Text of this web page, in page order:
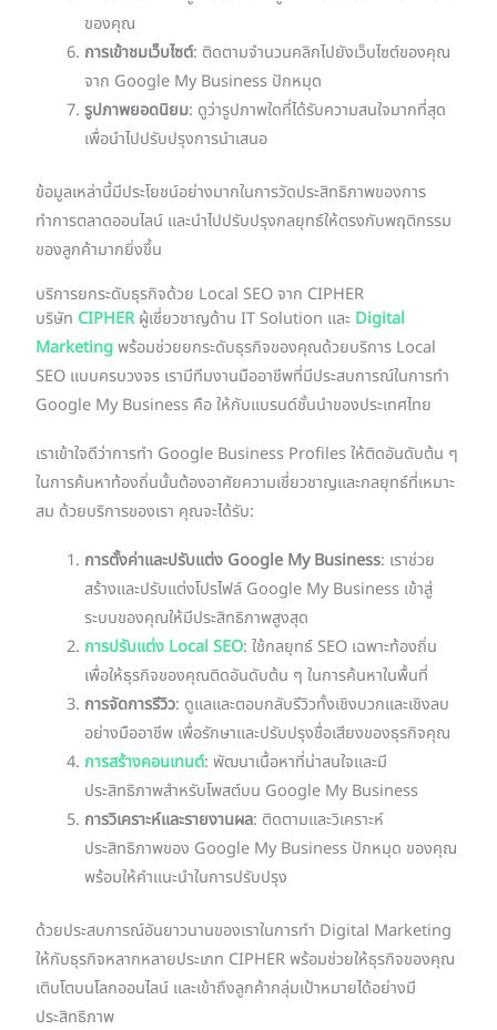
ของคุณ
การเข้าชมเว็บไซต์: ติดตามจำนวนคลิกไปยังเว็บไซต์ของคุณ
จาก Google My Business ปักหมุด
รูปภาพยอดนิยม: ดูว่ารูปภาพใดที่ได้รับความสนใจมากที่สุด
เพื่อนำไปปรับปรุงการนำเสนอ
ข้อมูลเหล่านี้มีประโยชน์อย่างมากในการวัดประสิทธิภาพของการ
ทำการตลาดออนไลน์ และนำไปปรับปรุงกลยุทธ์ให้ตรงกับพฤติกรรม
ของลูกค้ามากยิ่งขึ้น
บริการยกระดับธุรกิจด้วย Local SEO จาก CIPHER
บริษัท CIPHERผู้เชี่ยวชาญด้าน IT Solution และ Digital
Marketingพร้อมช่วยยกระดับธุรกิจของคุณด้วยบริการ Local
SEO แบบครบวงจร เรามีทีมงานมืออาชีพที่มีประสบการณ์ในการทำ
Google My Business คือ ให้กับแบรนด์ชั้นนำของประเทศไทย
เราเข้าใจดีว่าการทำ Google Business Profiles ให้ติดอันดับต้น ๆ
ในการค้นหาท้องถิ่นนั้นต้องอาศัยความเชี่ยวชาญและกลยุทธ์ที่เหมาะ
สม ด้วยบริการของเรา คุณจะได้รับ:
การตั้งค่าและปรับแต่ง Google My Business: เราช่วย
สร้างและปรับแต่งโปรไฟล์ Google My Business เข้าสู่
ระบบของคุณให้มีประสิทธิภาพสูงสุด
การปรับแต่ง Local SEO: ใช้กลยุทธ์ SEO เฉพาะท้องถิ่น
เพื่อให้ธุรกิจของคุณติดอันดับต้น ๆ ในการค้นหาในพื้นที่
การจัดการรีวิว: ดูแลและตอบกลับรีวิวทั้งเชิงบวกและเชิงลบ
อย่างมืออาชีพ เพื่อรักษาและปรับปรุงชื่อเสียงของธุรกิจคุณ
การสร้างคอนเทนต์: พัฒนาเนื้อหาที่น่าสนใจและมี
ประสิทธิภาพสำหรับโพสต์บน Google My Business
การวิเคราะห์และรายงานผล: ติดตามและวิเคราะห์
ประสิทธิภาพของ Google My Business ปักหมุด ของคุณ
พร้อมให้คำแนะนำในการปรับปรุง
ด้วยประสบการณ์อันยาวนานของเราในการทำ Digital Marketing
ให้กับธุรกิจหลากหลายประเภท CIPHER พร้อมช่วยให้ธุรกิจของคุณ
เติบโตบนโลกออนไลน์ และเข้าถึงลูกค้ากลุ่มเป้าหมายได้อย่างมี
ประสิทธิภาพ